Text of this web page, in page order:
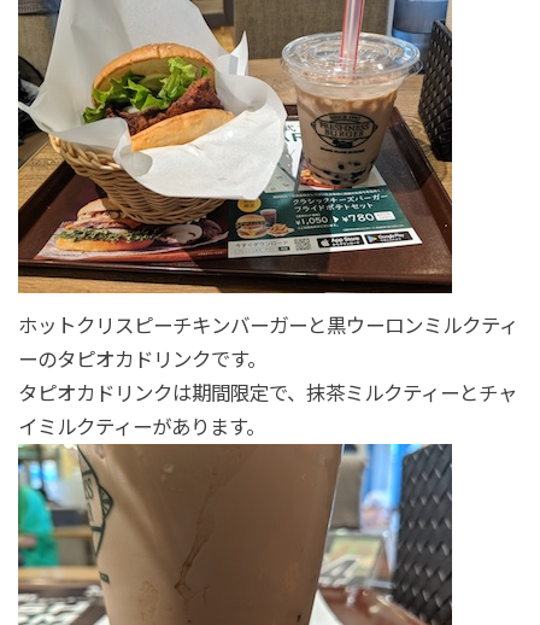
ホットクリスピーチキンバーガーと黒ウーロンミルクティ
ーのタピオカドリンクです。
タピオカドリンクは期間限定で、抹茶ミルクティーとチャ
イミルクティーがあります。